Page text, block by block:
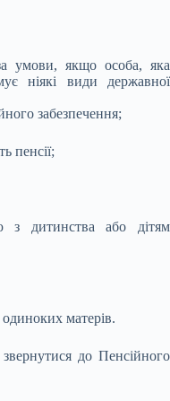
умови, якщо особа, яка
ніякі види державної
забезпечення;
пенсії;
з дитинства або дітям
матерів.
до Пенсійного